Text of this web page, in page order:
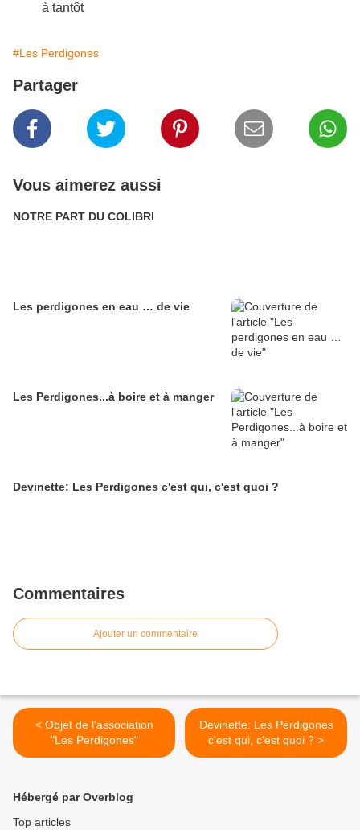
à tantôt
#Les Perdigones
Partager
Vous aimerez aussi
NOTRE PART DU COLIBRI
Les perdigones en eau … de vie
Les Perdigones...à boire et à manger
Devinette: Les Perdigones c'est qui, c'est quoi ?
Commentaires
Ajouter un commentaire
< Objet de l'association
"Les Perdigones"
Devinette: Les Perdigones
c'est qui, c'est quoi ? >
Hébergé par Overblog
Top articles